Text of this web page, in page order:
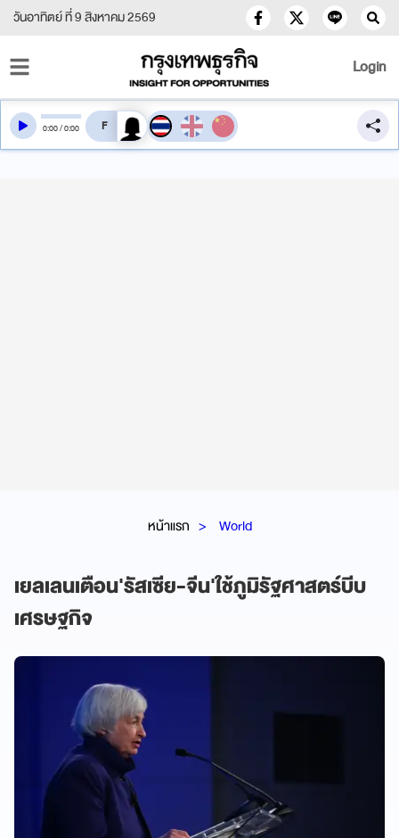
วันอาทิตย์ ที่ 9 สิงหาคม 2569
Login
หน้าแรก World
เยลเลนเตือน'รัสเซีย-จีน'ใช้ภูมิรัฐศาสตร์บีบ
เศรษฐกิจ
0:00/0:00 สลับเสียงอ่าน